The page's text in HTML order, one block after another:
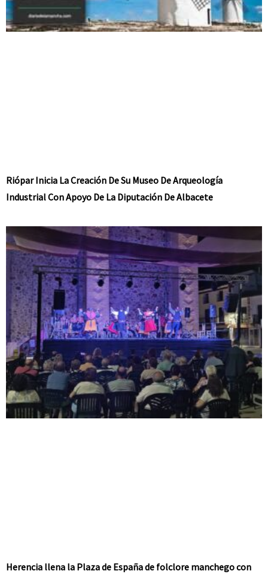
Riópar Inicia La Creación De Su Museo De Arqueología
Industrial Con Apoyo De La Diputación De Albacete
Herencia llena la Plaza de España de folclore manchego con